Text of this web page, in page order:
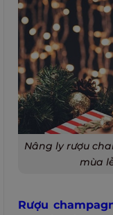
Nâng ly rượu
mùa
Rượu